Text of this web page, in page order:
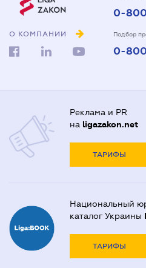
О КОМПАНИИ
0-
Подбор
0-
Реклама и PR
на ligazakon.net
ТАРИФЫ
Национальный
каталог Украины
ТАРИФЫ